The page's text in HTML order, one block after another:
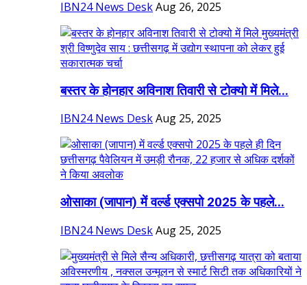
IBN24 News DeskAug 26, 2025
बस्तर के होनहार अविनाश तिवारी से टोक्यो में मिले...
IBN24 News DeskAug 25, 2025
ओसाका (जापान) में वर्ल्ड एक्सपो 2025 के पहले...
IBN24 News DeskAug 25, 2025